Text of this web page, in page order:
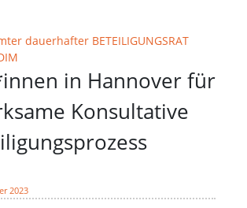
dauerhafter BETEILIGUNGSRAT
in Hannover für
Konsultative
2023